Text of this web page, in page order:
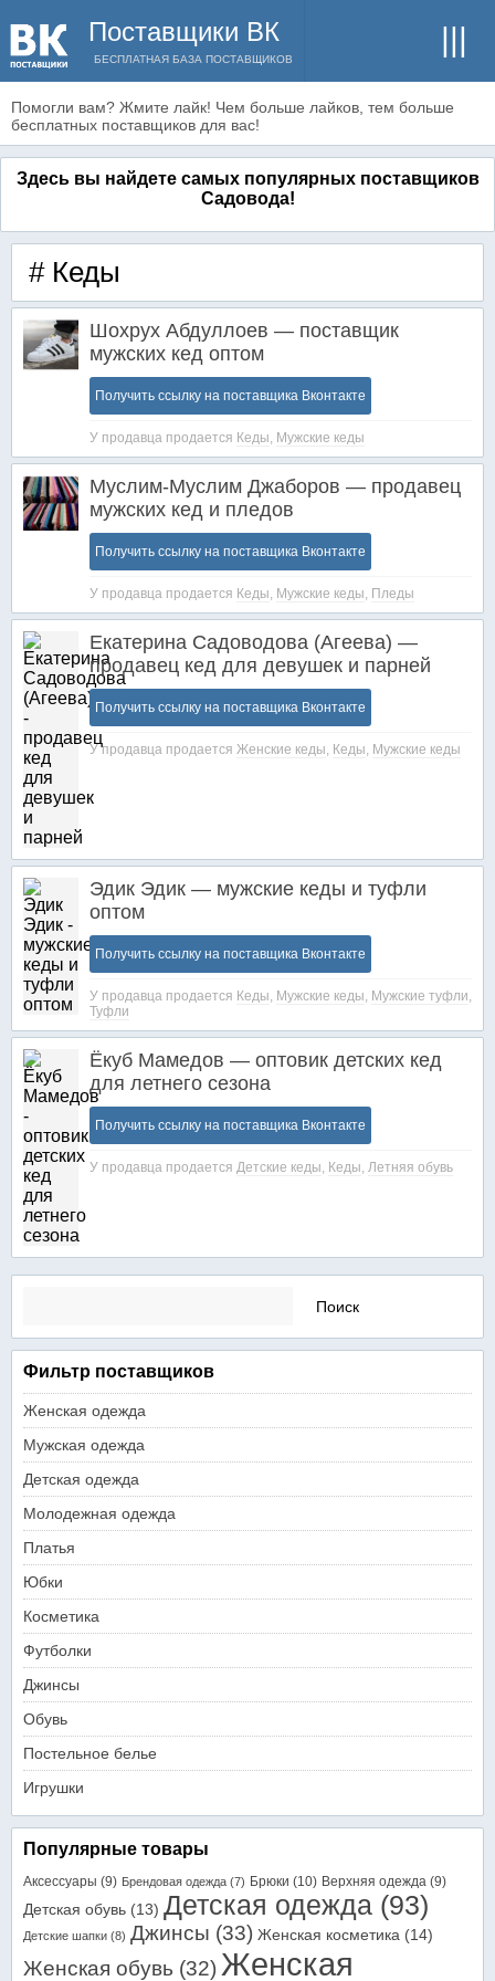
Поставщики ВК
БЕСПЛАТНАЯ БАЗА ПОСТАВЩИКОВ
Помогли вам? Жмите лайк! Чем больше лайков, тем больше
бесплатных поставщиков для вас!
Здесь вы найдете самых популярных поставщиков
Садовода!
# Кеды
Шохрух Абдуллоев — поставщик
мужских кед оптом
Получить ссылку на поставщика Вконтакте
У продавца продается Кеды, Мужские кеды
Муслим-Муслим Джаборов — продавец
мужских кед и пледов
Получить ссылку на поставщика Вконтакте
У продавца продается Кеды, Мужские кеды, Пледы
Екатерина Садоводова (Агеева) —
продавец кед для девушек и парней
Получить ссылку на поставщика Вконтакте
У продавца продается Женские кеды, Кеды, Мужские кеды
Эдик Эдик — мужские кеды и туфли
оптом
Получить ссылку на поставщика Вконтакте
У продавца продается Кеды, Мужские кеды, Мужские туфли,
Туфли
Ёкуб Мамедов — оптовик детских кед
для летнего сезона
Получить ссылку на поставщика Вконтакте
У продавца продается Детские кеды, Кеды, Летняя обувь
Найти:
Фильтр поставщиков
Женская одежда
Мужская одежда
Детская одежда
Молодежная одежда
Платья
Юбки
Косметика
Футболки
Джинсы
Обувь
Постельное белье
Игрушки
Популярные товары
Аксессуары (9) Брендовая одежда (7) Брюки (10) Верхняя одежда (9)
Детская обувь (13) Детская одежда (93)
Детские шапки (8) Джинсы (33) Женская косметика (14)
Женская обувь (32) Женская